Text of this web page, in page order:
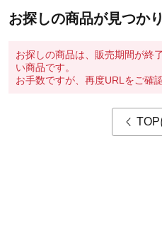
お探しの商品が見つか
お探しの商品は、販売期間が終
い商品です。
お手数ですが、再度URLをご確
TOP